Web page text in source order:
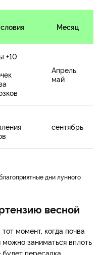
Месяц
+10
Апрель,
май
сентябрь
весной
момент, когда почва
заниматься вплоть
пересадка